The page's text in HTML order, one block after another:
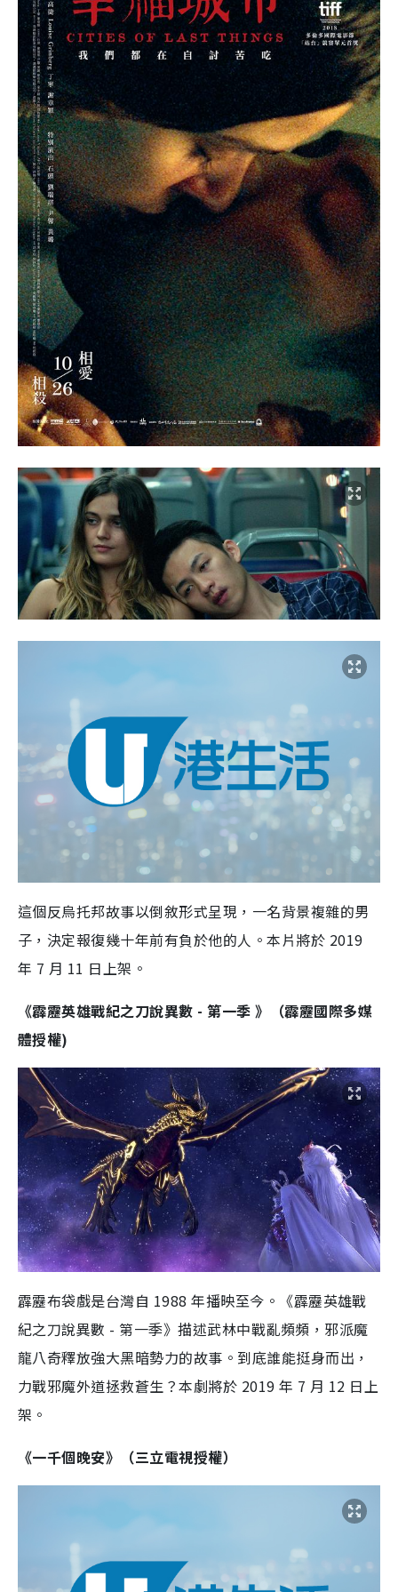
這個反烏托邦故事以倒敘形式呈現，一名背景複雜的男
子，決定報復幾十年前有負於他的人。本片將於 2019
年 7 月 11 日上架。
《霹靂英雄戰紀之刀說異數 -第一季 》 （霹靂國際多媒
體授權)
霹靂布袋戲是台灣自 1988年播映至今。《霹靂英雄戰
紀之刀說異數 - 第一季》描述武林中戰亂頻頻，邪派魔
龍八奇釋放強大黑暗勢力的故事。到底誰能挺身而出，
力戰邪魔外道拯救蒼生？本劇將於 2019年 7 月 12 日上
架。
《一千個晚安》（三立電視授權）